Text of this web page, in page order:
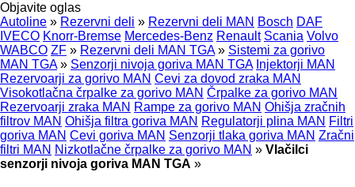
Objavite oglas
Autoline » Rezervni deli » Rezervni deli MAN Bosch DAF
IVECO Knorr-Bremse Mercedes-Benz Renault Scania Volvo
WABCO ZF » Rezervni deli MAN TGA » Sistemi za gorivo
MAN TGA » Senzorji nivoja goriva MAN TGA Injektorji MAN
Rezervoarji za gorivo MAN Cevi za dovod zraka MAN
Visokotlačna črpalke za gorivo MAN Črpalke za gorivo MAN
Rezervoarji zraka MAN Rampe za gorivo MAN Ohišja zračnih
filtrov MAN Ohišja filtra goriva MAN Regulatorji plina MAN Filtri
goriva MAN Cevi goriva MAN Senzorji tlaka goriva MAN Zračni
filtri MAN Nizkotlačne črpalke za gorivo MAN » Vlačilci
senzorji nivoja goriva MAN TGA »